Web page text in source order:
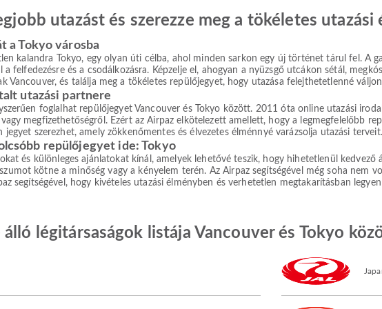
utazást és szerezze meg a tökéletes utazási
a Tokyo városba
kalandra Tokyo, egy olyan úti célba, ahol minden sarkon egy új történet tárul fel. A
a felfedezésre és a csodálkozásra. Képzelje el, ahogyan a nyüzsgő utcákon sétál,
Vancouver, és találja meg a tökéletes repülőjegyet, hogy utazása felejthetetlenné
utazási partnere
foglalhat repülőjegyet Vancouver és Tokyo között. 2011 óta online utazási
megfizethetőségről. Ezért az Airpaz elkötelezett amellett, hogy a legmegfelelőbb
jegyet szerezhet, amely zökkenőmentes és élvezetes élménnyé varázsolja utazási terveit.
repülőjegyet ide: Tokyo
és különleges ajánlatokat kínál, amelyek lehetővé teszik, hogy hihetetlenül kedvező
kötne a minőség vagy a kényelem terén. Az Airpaz segítségével még soha nem
segítségével, hogy kivételes utazási élményben és verhetetlen megtakarításban legyen
álló légitársaságok listája Vancouver és Tokyo